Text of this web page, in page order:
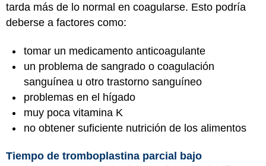
tarda más de lo normal en coagularse. Esto podría
deberse a factores como:
tomar un medicamento anticoagulante
un problema de sangrado o coagulación
sanguínea u otro trastorno sanguíneo
problemas en el hígado
muy poca vitamina K
no obtener suficiente nutrición de los alimentos
Tiempo de tromboplastina parcial bajo